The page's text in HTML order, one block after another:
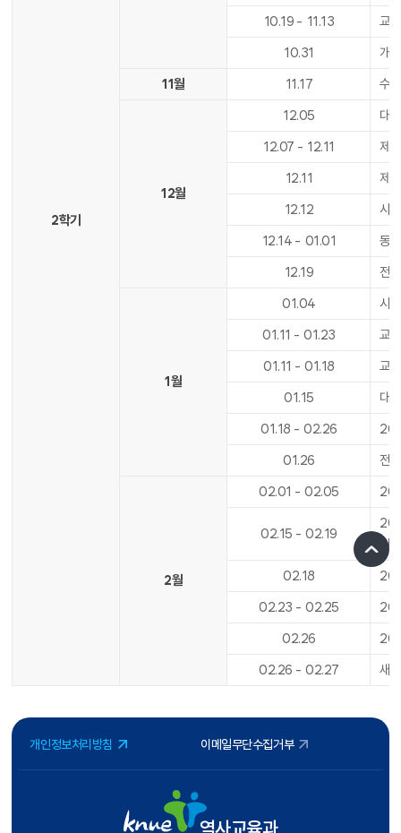
2학기
10.19 - 11.13
교
10.31
개
11월
11.17 수
12월
12.05
대
12.07 - 12.11
제2
12.11
제2
12.12
사
12.14 - 01.01
동
12.19 전
1월
01.04
시
01.11 - 01.23
교
01.11 - 01.18
교
01.15
대
01.18 - 02.26
01.26 전
2월
02.01 - 02.05
02.15 - 02.19
신
02.18
02.23 - 02.25
02.26
02.26 - 02.27 새
개인정보처리방침 이메일무단수집거부
역사교육과